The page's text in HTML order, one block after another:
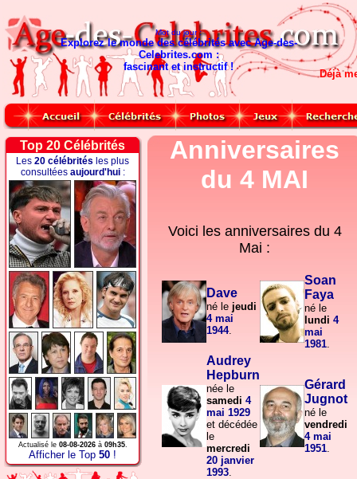
Mot du jour :
Explorez le monde des célébrités avec Age-des-
Celebrites.com :
fascinant et instructif !
Déjà
Top 20 Célébrités
Les 20 célébrités les plus
consultées aujourd'hui:
Actualisé le 08-08-2026à 09h35.
Afficher le Top 50 !
Anniversaires
du 4 MAI
Voici les anniversaires du 4
Mai :
Dave
né le jeudi
4 mai
1944.
Soan
Faya
né le
lundi 4
mai
1981.
Audrey
Hepburn
née le
samedi 4
mai 1929
et décédée
le
mercredi
20 janvier
1993.
Gérard
Jugnot
né le
vendredi
4 mai
1951.